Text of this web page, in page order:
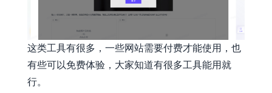
这类工具有很多，一些网站需要付费才能使用，也
有些可以免费体验，大家知道有很多工具能用就
行。